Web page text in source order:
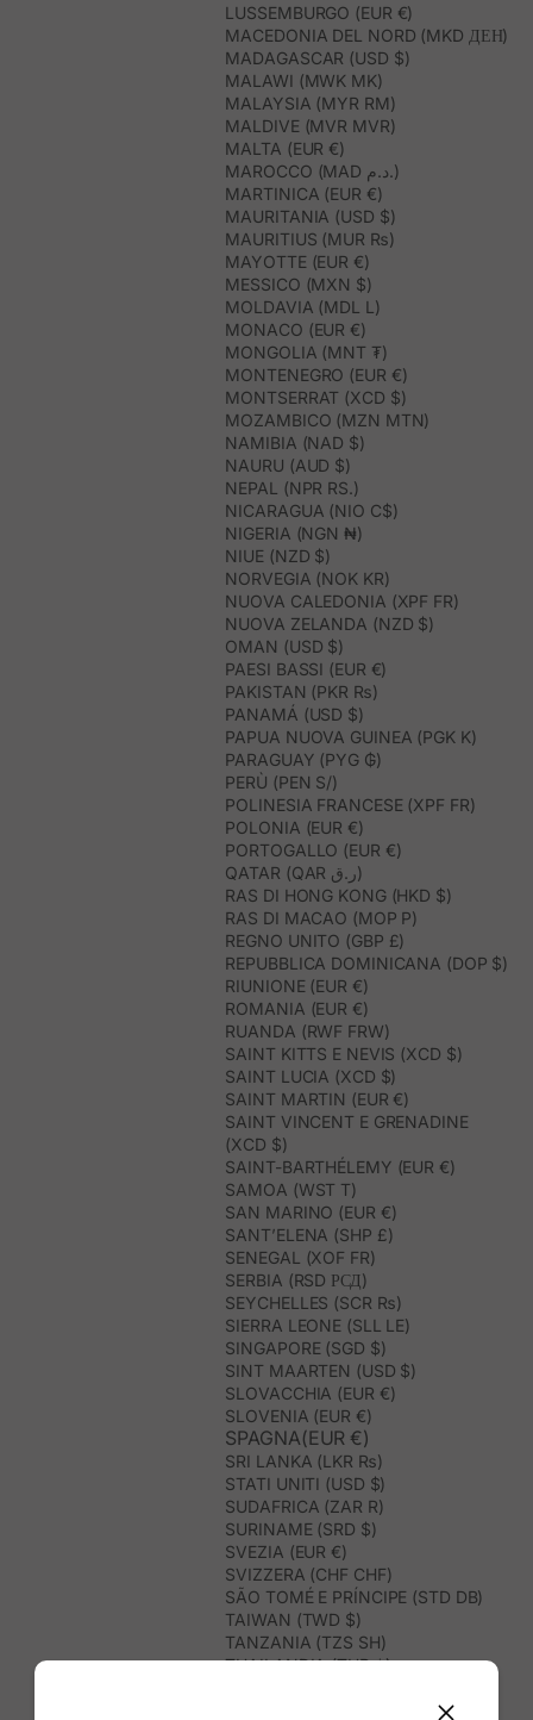
LUSSEMBURGO (EUR €)
MACEDONIA DEL NORD (MKD ДЕН)
MADAGASCAR (USD $)
MALAWI (MWK MK)
MALAYSIA (MYR RM)
MALDIVE (MVR MVR)
MALTA (EUR €)
MAROCCO (MAD د.م.)
MARTINICA (EUR €)
MAURITANIA (USD $)
MAURITIUS (MUR ₨)
MAYOTTE (EUR €)
MESSICO (MXN $)
MOLDAVIA (MDL L)
MONACO (EUR €)
MONGOLIA (MNT ₮)
MONTENEGRO (EUR €)
MONTSERRAT (XCD $)
MOZAMBICO (MZN MTN)
NAMIBIA (NAD $)
NAURU (AUD $)
NEPAL (NPR RS.)
NICARAGUA (NIO C$)
NIGERIA (NGN ₦)
NIUE (NZD $)
NORVEGIA (NOK KR)
NUOVA CALEDONIA (XPF FR)
NUOVA ZELANDA (NZD $)
OMAN (USD $)
PAESI BASSI (EUR €)
PAKISTAN (PKR ₨)
PANAMÁ (USD $)
PAPUA NUOVA GUINEA (PGK K)
PARAGUAY (PYG ₲)
PERÙ (PEN S/)
POLINESIA FRANCESE (XPF FR)
POLONIA (EUR €)
PORTOGALLO (EUR €)
QATAR (QAR ر.ق)
RAS DI HONG KONG (HKD $)
RAS DI MACAO (MOP P)
REGNO UNITO (GBP £)
REPUBBLICA DOMINICANA (DOP $)
RIUNIONE (EUR €)
ROMANIA (EUR €)
RUANDA (RWF FRW)
SAINT KITTS E NEVIS (XCD $)
SAINT LUCIA (XCD $)
SAINT MARTIN (EUR €)
SAINT VINCENT E GRENADINE
(XCD $)
SAINT-BARTHÉLEMY (EUR €)
SAMOA (WST T)
SAN MARINO (EUR €)
SANT’ELENA (SHP £)
SENEGAL (XOF FR)
SERBIA (RSD РСД)
SEYCHELLES (SCR ₨)
SIERRA LEONE (SLL LE)
SINGAPORE (SGD $)
SINT MAARTEN (USD $)
SLOVACCHIA (EUR €)
SLOVENIA (EUR €)
SPAGNA(EUR €)
SRI LANKA (LKR ₨)
STATI UNITI (USD $)
SUDAFRICA (ZAR R)
SURINAME (SRD $)
SVEZIA (EUR €)
SVIZZERA (CHF CHF)
SÃO TOMÉ E PRÍNCIPE (STD DB)
TAIWAN (TWD $)
TANZANIA (TZS SH)
THAILANDIA (THB ฿)